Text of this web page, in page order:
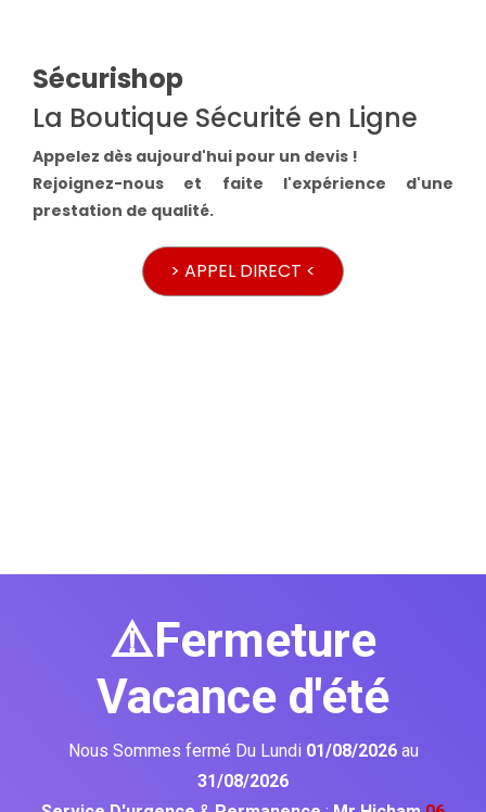
Sécurishop
La Boutique Sécurité en Ligne
Appelez dès aujourd'hui pour un devis !
Rejoignez-nous et faite l'expérience d'une
prestation de qualité.
> APPEL DIRECT <
⚠️Fermeture
Vacance d'été
Nous Sommes fermé Du Lundi 01/08/2026 au
31/08/2026